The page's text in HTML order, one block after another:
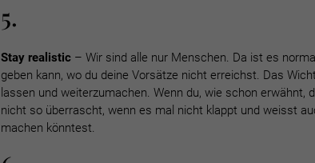
5.
Stay realistic – Wir sind alle nur Menschen. Da ist es
geben kann, wo du deine Vorsätze nicht erreichst. Das
lassen und weiterzumachen. Wenn du, wie schon erwähnt,
nicht so überrascht, wenn es mal nicht klappt und weisst
machen könntest.